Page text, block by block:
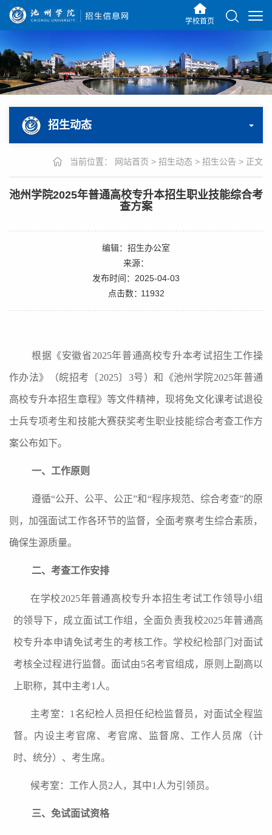
学校首页
招生动态
当前位置： 网站首页 > 招生动态 > 招生公告 > 正文
池州学院2025年普通高校专升本招生职业技能综合考
查方案
编辑：招生办公室
来源：
发布时间：2025-04-03
点击数：11932
根据《安徽省2025年普通高校专升本考试招生工作操
作办法》（皖招考〔 2025〕 3号）和《池州学院2025年普通
高校专升本招生章程》等文件精神，现将免文化课考试退役
士兵专项考生和技能大赛获奖考生职业技能综合考查工作方
案公布如下。
一、工作原则
遵循“公开、公平、公正”和“程序规范、综合考查”的原
则，加强面试工作各环节的监督，全面考察考生综合素质，
确保生源质量。
二、考查工作安排
在学校2025年普通高校专升本招生考试工作领导小组
的领导下， 成立面试工作组，全面负责我校2025年普通高
校专升本申请免试考生的考核工作。学校纪检部门对面试
考核全过程进行监督。面试由5名考官组成，原则上副高以
上职称，其中主考1人。
主考室： 1名纪检人员担任纪检监督员，对面试全程监
督。内设主考官席、考官席、监督席、工作人员席（计
时、统分）、考生席。
候考室：工作人员2人，其中1人为引领员。
三、免试面试资格